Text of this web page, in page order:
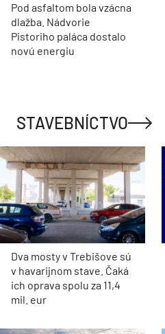
Pod asfaltom bola vzácna
dlažba. Nádvorie
Pistoriho paláca dostalo
novú energiu
STAVEBNÍCTVO
Dva mosty v Trebišove sú
v havarijnom stave. Čaká
ich oprava spolu za 11,4
mil. eur